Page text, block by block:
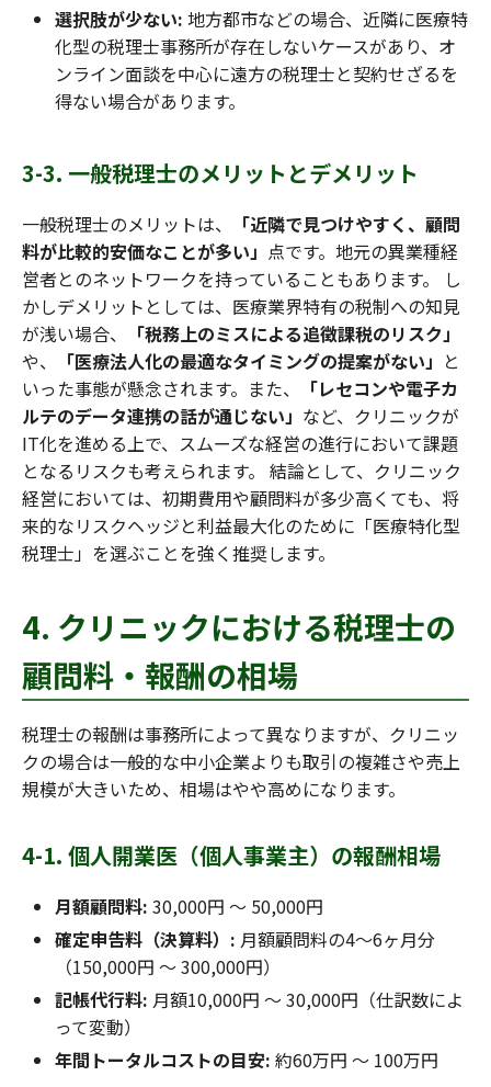
選択肢が少ない: 地方都市などの場合、近隣に医療特
化型の税理士事務所が存在しないケースがあり、オ
ンライン面談を中心に遠方の税理士と契約せざるを
得ない場合があります。
3-3. 一般税理士のメリットとデメリット
一般税理士のメリットは、
「近隣で見つけやすく、顧問
料が比較的安価なことが多い」 点です。地元の異業種経
営者とのネットワークを持っていることもあります。 し
かしデメリットとしては、医療業界特有の税制への知見
が浅い場合、
「税務上のミスによる追徴課税のリスク」
や、
「医療法人化の最適なタイミングの提案がない」 と
いった事態が懸念されます。また、
「レセコンや電子カ
ルテのデータ連携の話が通じない」 など、クリニックが
IT化を進める上で、スムーズな経営の進行において課題
となるリスクも考えられます。 結論として、クリニック
経営においては、初期費用や顧問料が多少高くても、将
来的なリスクヘッジと利益最大化のために「医療特化型
税理士」を選ぶことを強く推奨します。
4. クリニックにおける税理士の
顧問料・報酬の相場
税理士の報酬は事務所によって異なりますが、クリニッ
クの場合は一般的な中小企業よりも取引の複雑さや売上
規模が大きいため、相場はやや高めになります。
4-1. 個人開業医（個人事業主）の報酬相場
月額顧問料: 30,000円 〜 50,000円
確定申告料（決算料）: 月額顧問料の4〜6ヶ月分
（150,000円 〜 300,000円）
記帳代行料: 月額10,000円 〜 30,000円（仕訳数によ
って変動）
年間トータルコストの目安: 約60万円 〜 100万円